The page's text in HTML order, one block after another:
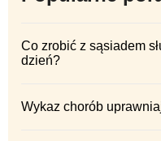
Co zrobić z sąsiadem
dzień?
Wykaz chorób